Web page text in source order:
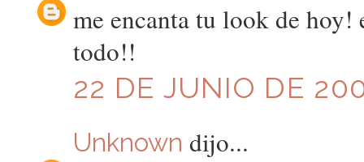
me encanta tu look de
todo!!
22 DE JUNIO DE
Unknown dijo...